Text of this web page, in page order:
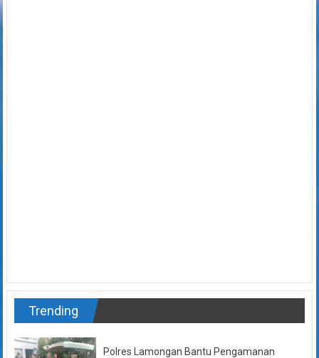
Trending
Polres Lamongan Bantu Pengamanan